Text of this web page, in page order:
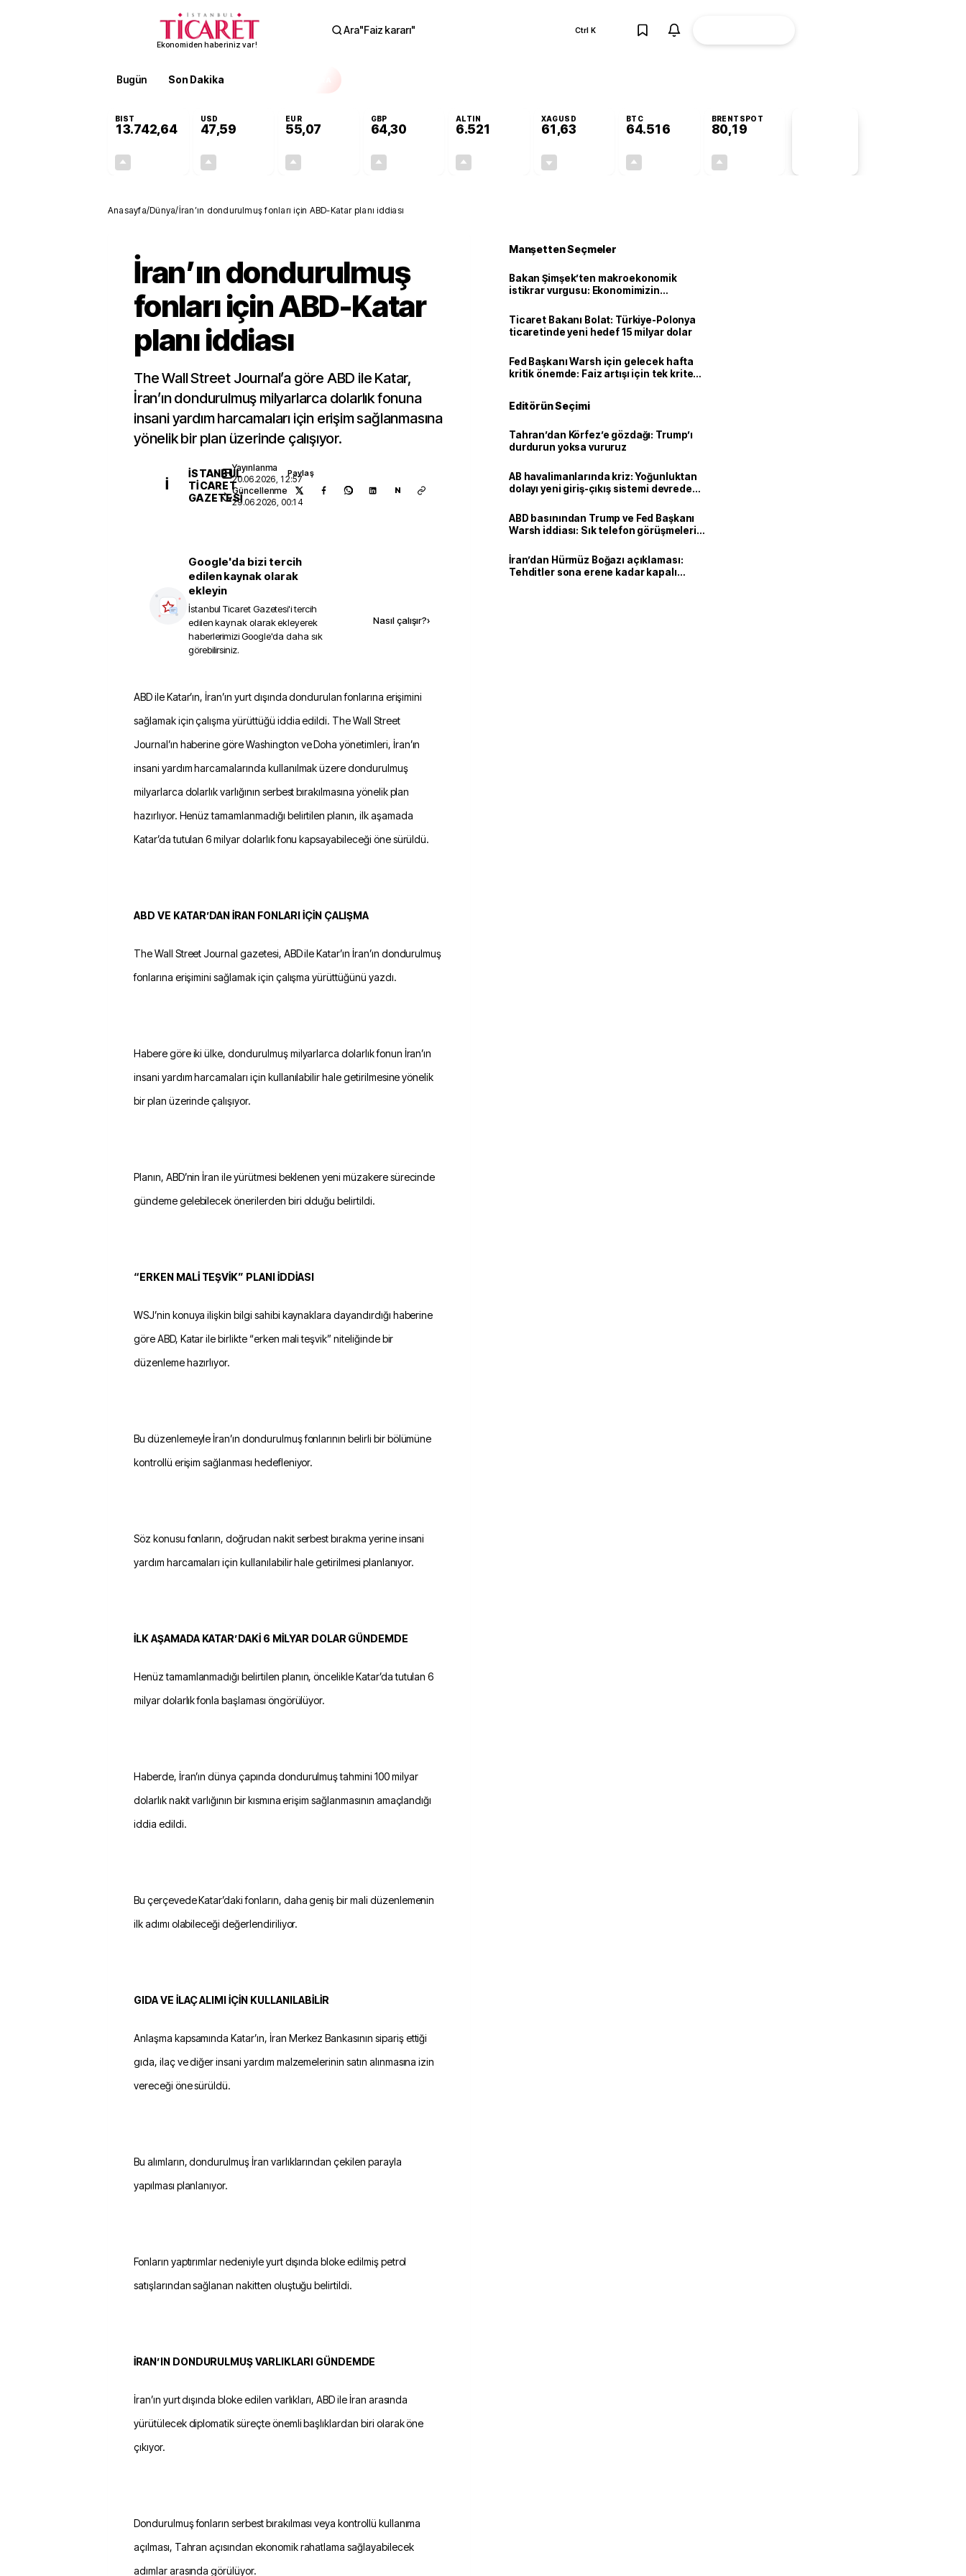
Ekonomiden haberiniz var!
Ara"Faiz kararı" Ctrl K
Bugün Son Dakika
BIST
13.742,64
USD
47,59
EUR
55,07
GBP
64,30
ALTIN
6.521
XAGUSD
61,63
BTC
64.516
BRENTSPOT
80,19
Anasayfa/Dünya/İran’ın dondurulmuş fonları için ABD-Katar planı iddiası
İran’ın dondurulmuş
fonları için ABD-Katar
planı iddiası
The Wall Street Journal’a göre ABD ile Katar,
İran’ın dondurulmuş milyarlarca dolarlık fonuna
insani yardım harcamaları için erişim sağlanmasına
yönelik bir plan üzerinde çalışıyor.
İ
İSTANBUL
TICARET
GAZETESI
Yayınlanma
20.06.2026, 12:57
Güncellenme
29.06.2026, 00:14
Paylaş
N
Google'da bizi tercih
edilen kaynak olarak
ekleyin
İstanbul Ticaret Gazetesi'i tercih
edilen kaynak olarak ekleyerek
haberlerimizi Google'da daha sık
görebilirsiniz.
Nasıl çalışır?›
ABD ile Katar’ın, İran’ın yurt dışında dondurulan fonlarına erişimini
sağlamak için çalışma yürüttüğü iddia edildi. The Wall Street
Journal’ın haberine göre Washington ve Doha yönetimleri, İran’ın
insani yardım harcamalarında kullanılmak üzere dondurulmuş
milyarlarca dolarlık varlığının serbest bırakılmasına yönelik plan
hazırlıyor. Henüz tamamlanmadığı belirtilen planın, ilk aşamada
Katar’da tutulan 6 milyar dolarlık fonu kapsayabileceği öne sürüldü.
ABD VE KATAR’DAN İRAN FONLARI İÇİN ÇALIŞMA
The Wall Street Journal gazetesi, ABD ile Katar’ın İran’ın dondurulmuş
fonlarına erişimini sağlamak için çalışma yürüttüğünü yazdı.
Habere göre iki ülke, dondurulmuş milyarlarca dolarlık fonun İran’ın
insani yardım harcamaları için kullanılabilir hale getirilmesine yönelik
bir plan üzerinde çalışıyor.
Planın, ABD’nin İran ile yürütmesi beklenen yeni müzakere sürecinde
gündeme gelebilecek önerilerden biri olduğu belirtildi.
“ERKEN MALİ TEŞVİK” PLANI İDDİASI
WSJ’nin konuya ilişkin bilgi sahibi kaynaklara dayandırdığı haberine
göre ABD, Katar ile birlikte “erken mali teşvik” niteliğinde bir
düzenleme hazırlıyor.
Bu düzenlemeyle İran’ın dondurulmuş fonlarının belirli bir bölümüne
kontrollü erişim sağlanması hedefleniyor.
Söz konusu fonların, doğrudan nakit serbest bırakma yerine insani
yardım harcamaları için kullanılabilir hale getirilmesi planlanıyor.
İLK AŞAMADA KATAR’DAKİ 6 MİLYAR DOLAR GÜNDEMDE
Henüz tamamlanmadığı belirtilen planın, öncelikle Katar’da tutulan 6
milyar dolarlık fonla başlaması öngörülüyor.
Haberde, İran’ın dünya çapında dondurulmuş tahmini 100 milyar
dolarlık nakit varlığının bir kısmına erişim sağlanmasının amaçlandığı
iddia edildi.
Bu çerçevede Katar’daki fonların, daha geniş bir mali düzenlemenin
ilk adımı olabileceği değerlendiriliyor.
GIDA VE İLAÇ ALIMI İÇİN KULLANILABİLİR
Anlaşma kapsamında Katar’ın, İran Merkez Bankasının sipariş ettiği
gıda, ilaç ve diğer insani yardım malzemelerinin satın alınmasına izin
vereceği öne sürüldü.
Bu alımların, dondurulmuş İran varlıklarından çekilen parayla
yapılması planlanıyor.
Fonların yaptırımlar nedeniyle yurt dışında bloke edilmiş petrol
satışlarından sağlanan nakitten oluştuğu belirtildi.
İRAN’IN DONDURULMUŞ VARLIKLARI GÜNDEMDE
İran’ın yurt dışında bloke edilen varlıkları, ABD ile İran arasında
yürütülecek diplomatik süreçte önemli başlıklardan biri olarak öne
çıkıyor.
Dondurulmuş fonların serbest bırakılması veya kontrollü kullanıma
açılması, Tahran açısından ekonomik rahatlama sağlayabilecek
adımlar arasında görülüyor.
Manşetten Seçmeler
Bakan Şimşek’ten makroekonomik
istikrar vurgusu: Ekonomimizin
Ticaret Bakanı Bolat: Türkiye-Polonya
ticaretinde yeni hedef 15 milyar dolar
Fed Başkanı Warsh için gelecek hafta
kritik önemde: Faiz artışı için tek kriter
Editörün Seçimi
Tahran’dan Körfez’e gözdağı: Trump’ı
durdurun yoksa vururuz
AB havalimanlarında kriz: Yoğunluktan
dolayı yeni giriş-çıkış sistemi devreden
ABD basınından Trump ve Fed Başkanı
Warsh iddiası: Sık telefon görüşmeleri
İran’dan Hürmüz Boğazı açıklaması:
Tehditler sona erene kadar kapalı